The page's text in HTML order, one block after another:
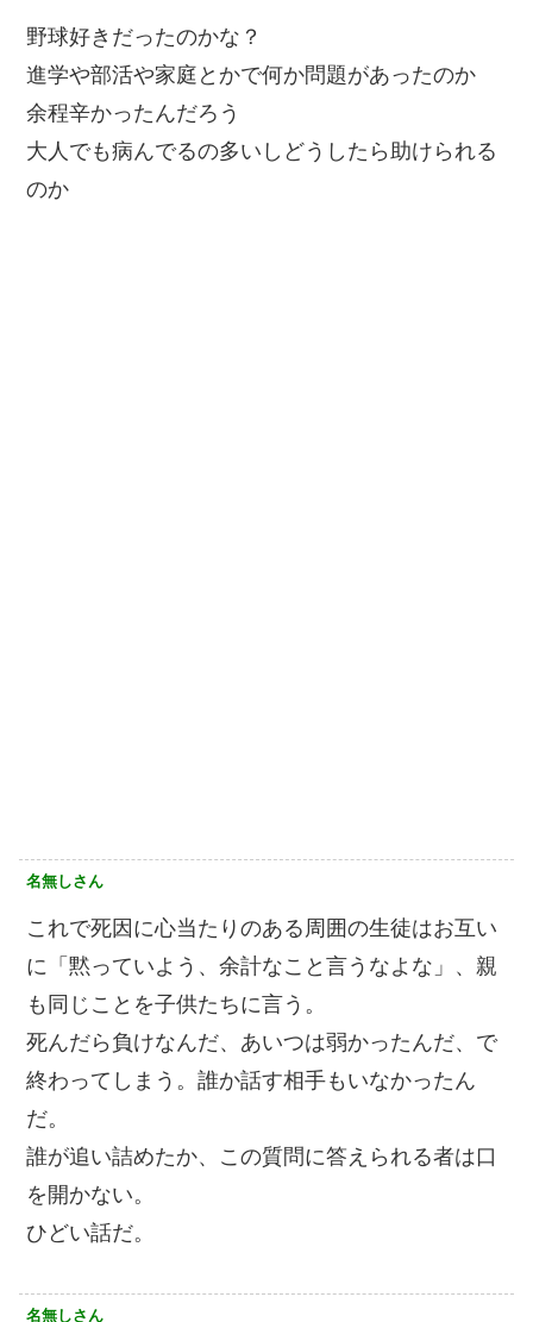
野球好きだったのかな？
進学や部活や家庭とかで何か問題があったのか
余程辛かったんだろう
大人でも病んでるの多いしどうしたら助けられる
のか
名無しさん
これで死因に心当たりのある周囲の生徒はお互い
に「黙っていよう、余計なこと言うなよな」、親
も同じことを子供たちに言う。
死んだら負けなんだ、あいつは弱かったんだ、で
終わってしまう。誰か話す相手もいなかったん
だ。
誰が追い詰めたか、この質問に答えられる者は口
を開かない。
ひどい話だ。
名無しさん